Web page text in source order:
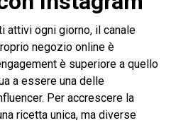
attivi ogni giorno, il canale
negozio online è
è superiore a quello
a essere una delle
Per accrescere la
ricetta unica, ma diverse